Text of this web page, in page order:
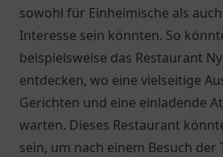
sowohl für Einheimische als
Interesse sein könnten. So
beispielsweise das Restaurant
entdecken, wo eine vielseitige
Gerichten und eine einladende
warten. Dieses Restaurant
sein, um nach einem Besuch der